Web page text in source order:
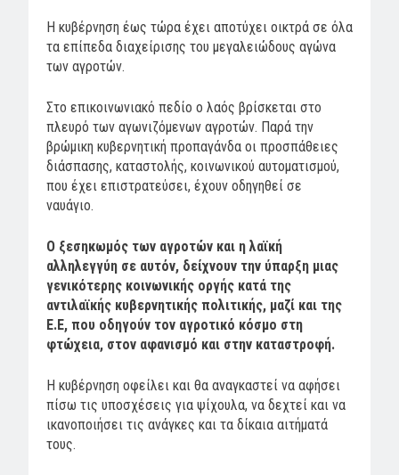
Η κυβέρνηση έως τώρα έχει αποτύχει οικτρά σε όλα
τα επίπεδα διαχείρισης του μεγαλειώδους αγώνα
των αγροτών.
Στο επικοινωνιακό πεδίο ο λαός βρίσκεται στο
πλευρό των αγωνιζόμενων αγροτών. Παρά την
βρώμικη κυβερνητική προπαγάνδα οι προσπάθειες
διάσπασης, καταστολής, κοινωνικού αυτοματισμού,
που έχει επιστρατεύσει, έχουν οδηγηθεί σε
ναυάγιο.
Ο ξεσηκωμός των αγροτών και η λαϊκή
αλληλεγγύη σε αυτόν, δείχνουν την ύπαρξη μιας
γενικότερης κοινωνικής οργής κατά της
αντιλαϊκής κυβερνητικής πολιτικής, μαζί και της
Ε.Ε, που οδηγούν τον αγροτικό κόσμο στη
φτώχεια, στον αφανισμό και στην καταστροφή.
Η κυβέρνηση οφείλει και θα αναγκαστεί να αφήσει
πίσω τις υποσχέσεις για ψίχουλα, να δεχτεί και να
ικανοποιήσει τις ανάγκες και τα δίκαια αιτήματά
τους.